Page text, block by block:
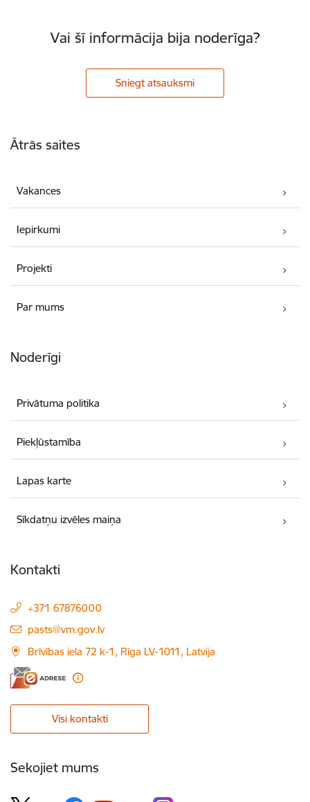
Vai šī informācija bija noderīga?
Sniegt atsauksmi
Ātrās saites
Vakances
Iepirkumi
Projekti
Par mums
Noderīgi
Privātuma politika
Piekļūstamība
Lapas karte
Sīkdatņu izvēles maiņa
Kontakti
+371 67876000
E-pasts:
pasts@vm.gov.lv
Brīvības iela 72 k-1, Rīga LV-1011, Latvija
Visi kontakti
Sekojiet mums